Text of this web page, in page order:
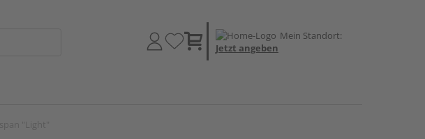
Mein Standort:
Jetzt angeben